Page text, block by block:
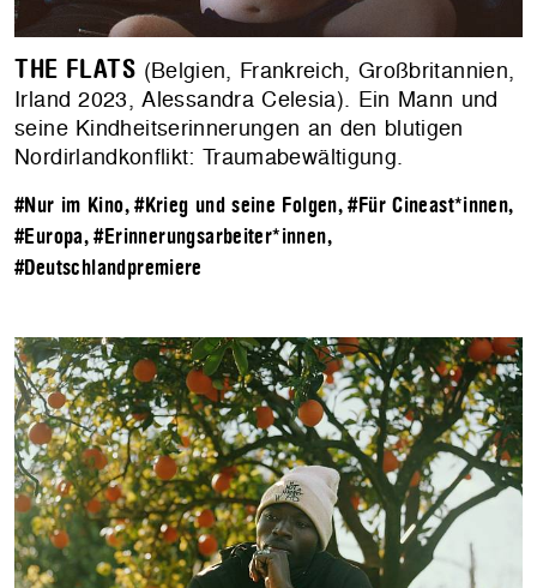
THE FLATS (Belgien, Frankreich, Großbritannien,
Irland 2023, Alessandra Celesia). Ein Mann und
seine Kindheitserinnerungen an den blutigen
Nordirlandkonflikt: Traumabewältigung.
#Nur im Kino,#Krieg und seine Folgen,#Für Cineast*innen,
#Europa,#Erinnerungsarbeiter*innen,
#Deutschlandpremiere